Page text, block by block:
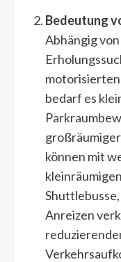
Bedeutung
Abhängig
bedarf es
können mit
Anreizen